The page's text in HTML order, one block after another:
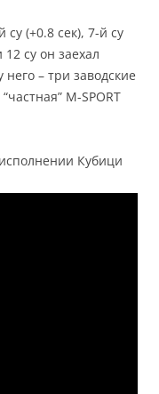
(+0.8 сек), 7-й су
12 су он заехал
– три заводские
M-SPORT
Кубици